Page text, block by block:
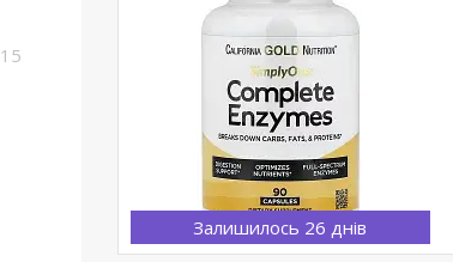
Залишилось 26 днів
15